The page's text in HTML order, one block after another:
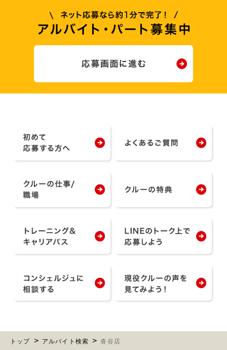
トップ アルバイト検索 沓谷店